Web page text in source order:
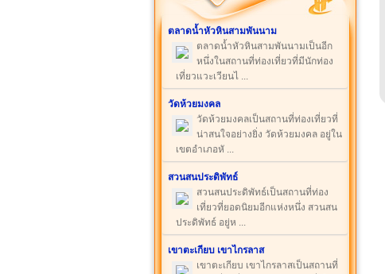
ตลาดน้ำหัวหินสามพันนาม
ตลาดน้ำหัวหินสามพันนามเป็นอีก
หนึ่งในสถานที่ท่องเที่ยวที่มีนักท่อง
เที่ยวแวะเวียนไ ...
วัดห้วยมงคล
วัดห้วยมงคลเป็นสถานที่ท่องเที่ยวที่
น่าสนใจอย่างยิ่ง วัดห้วยมงคล อยู่ใน
เขตอำเภอหั ...
สวนสนประดิพัทธ์
สวนสนประดิพัทธ์เป็นสถานที่ท่อง
เที่ยวที่ยอดนิยมอีกแห่งหนึ่ง สวนสน
ประดิพัทธ์ อยู่ห ...
เขาตะเกียบ เขาไกรลาส
เขาตะเกียบ เขาไกรลาสเป็นสถานที่